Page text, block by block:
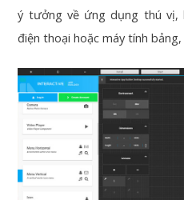
ý tưởng về ứng dụng thú vị,
điện thoại hoặc máy tính